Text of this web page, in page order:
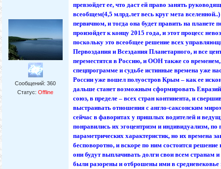
Сообщений:360
Статус:Offline
превзойдет ее, что даст ей право занять
всеобщем(4,5 млрд.лет весь круг мета
первичном, и тогда она будет править на планете
произойдет к концу 2015 года, и этот процесс
поскольку это всеобщее решение всех
Первоздания и Всездания Планетарного, и все
переместятся в Россию, и ООН также со
спецпрограмме и судьбе истинные времена уже
России уже вошел полуостров Крым – как ее
дальше станет возможным сформировать
союз, в пределе – всех стран континента, и
выстраивать отношения с англо-саксонским
сейчас в фаворитах у пришлых водителей и
понравились их эгоцентризм и индивидуализм, по
параметрических характеристик, но их времена
бесповоротно, и вскоре по ним состоится
они будут выплачивать долги свои всем странам
были разорены и отброшены ими в средневековье